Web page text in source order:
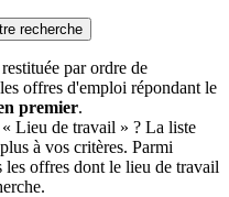
recherche
par ordre de
offres d'emploi répondant le
premier.
Lieu de travail » ? La liste
à vos critères. Parmi
les offres dont le lieu de travail